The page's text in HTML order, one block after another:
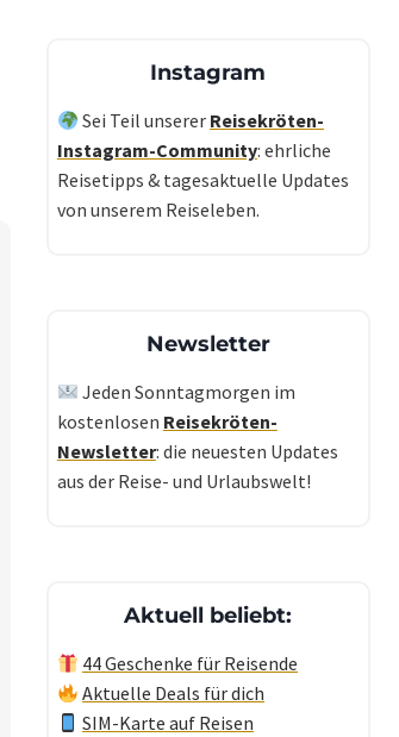
Instagram
Sei Teil unserer Reisekröten-
Instagram-Community: ehrliche
Reisetipps & tagesaktuelle Updates
von unserem Reiseleben.
Newsletter
Jeden Sonntagmorgen im
kostenlosen Reisekröten-
Newsletter: die neuesten Updates
aus der Reise- und Urlaubswelt!
Aktuell beliebt:
44 Geschenke für Reisende
Aktuelle Deals für dich
SIM-Karte auf Reisen